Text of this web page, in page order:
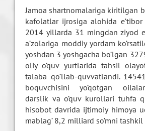
Jamoa shartnomalariga kiritilgan
kafolatlar ijrosiga alohida
2014 yillarda 31 mingdan ziyod
a’zolariga moddiy yordam
yoshdan 3 yoshgacha bo’lgan
oliy o’quv yurtlarida tahsil
talaba qo’llab-quvvatlandi.
boquvchisini yo’qotgan
darslik va o’quv kurollari tuhfa
hisobot davrida ijtimoiy himoya
mablag’ 8,2 milliard so’mni